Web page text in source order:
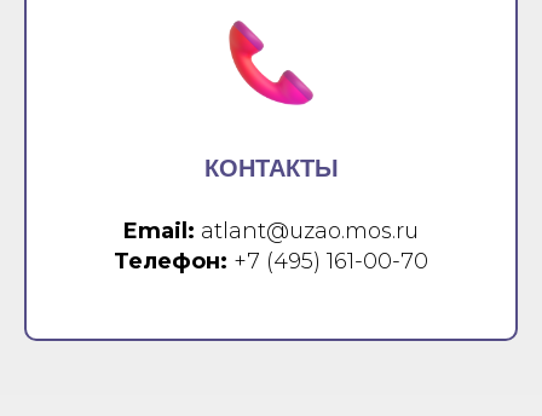
КОНТАКТЫ
Email: atlant@uzao.mos.ru
Телефон: +7 (495) 161-00-70